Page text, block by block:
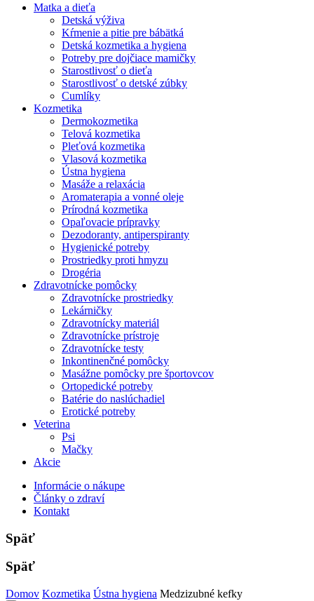
Matka a dieťa
Detská výživa
Kŕmenie a pitie pre bábätká
Detská kozmetika a hygiena
Potreby pre dojčiace mamičky
Starostlivosť o dieťa
Starostlivosť o detské zúbky
Cumlíky
Kozmetika
Dermokozmetika
Telová kozmetika
Pleťová kozmetika
Vlasová kozmetika
Ústna hygiena
Masáže a relaxácia
Aromaterapia a vonné oleje
Prírodná kozmetika
Opaľovacie prípravky
Dezodoranty, antiperspiranty
Hygienické potreby
Prostriedky proti hmyzu
Drogéria
Zdravotnícke pomôcky
Zdravotnícke prostriedky
Lekárničky
Zdravotnícky materiál
Zdravotnícke prístroje
Zdravotnícke testy
Inkontinenčné pomôcky
Masážne pomôcky pre športovcov
Ortopedické potreby
Batérie do naslúchadiel
Erotické potreby
Veterina
Psi
Mačky
Akcie
Informácie o nákupe
Články o zdraví
Kontakt
Späť
Späť
Domov Kozmetika Ústna hygiena Medzizubné kefky